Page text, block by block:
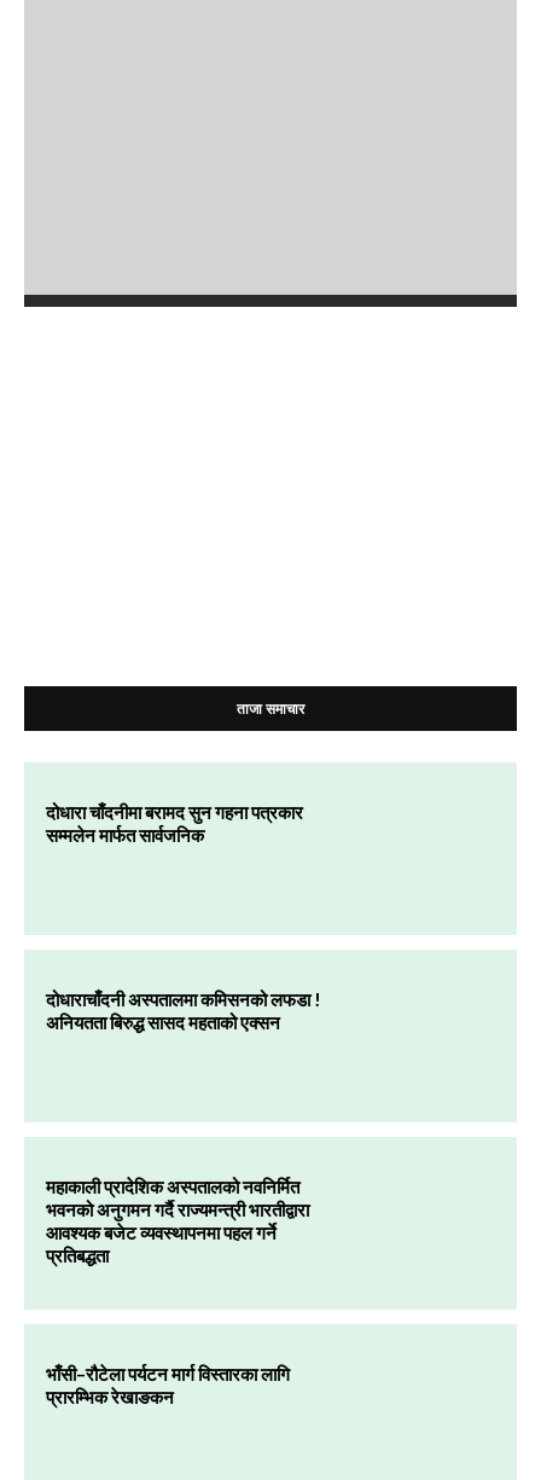
ताजा समाचार
दोधारा चाँदनीमा बरामद सुन गहना पत्रकार
सम्मलेन मार्फत सार्वजनिक
दोधाराचाँदनी अस्पतालमा कमिसनको लफडा !
अनियतता बिरुद्ध सासद महताको एक्सन
महाकाली प्रादेशिक अस्पतालको नवनिर्मित
भवनको अनुगमन गर्दै राज्यमन्त्री भारतीद्वारा
आवश्यक बजेट व्यवस्थापनमा पहल गर्ने
प्रतिबद्धता
भाँसी–रौटेला पर्यटन मार्ग विस्तारका लागि
प्रारम्भिक रेखाङकन